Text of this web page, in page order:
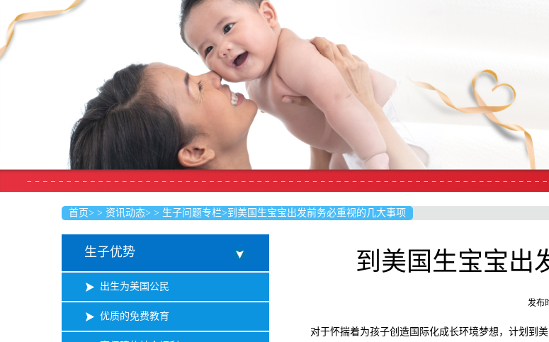
首页> > 资讯动态> > 生子问题专栏>到美国生宝宝出发前务必重视的几大事项
生子优势
出生为美国公民
优质的免费教育
到美国生宝宝出
发布
对于怀揣着为孩子创造国际化成长环境梦想，计划到美